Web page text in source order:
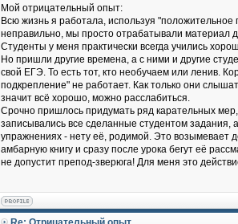
Мой отрицательный опыт:
Всю жизнь я работала, используя "положительное
неправильно, мы просто отрабатывали материал
Студенты у меня практически всегда учились
Но пришли другие времена, а с ними и другие
свой ЕГЭ. То есть тот, кто необучаем или ленив.
подкрепление" не работает. Как только они
значит всё хорошо, можно расслабиться.
Срочно пришлось придумать ряд карательных
записывались все сделанные студентом задания,
упражнениях - нету её, родимой. Это возымевает
амбарную книгу и сразу после урока бегут её
не допустит препод-зверюга! Для меня это